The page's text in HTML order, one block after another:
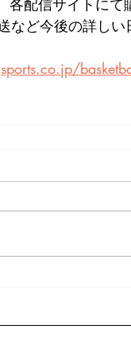
各配信サイトに
など今後の詳しい